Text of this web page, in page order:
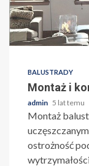
BALUSTRADY
Montaż i
admin 5 lat temu
Montaż
ostrożność